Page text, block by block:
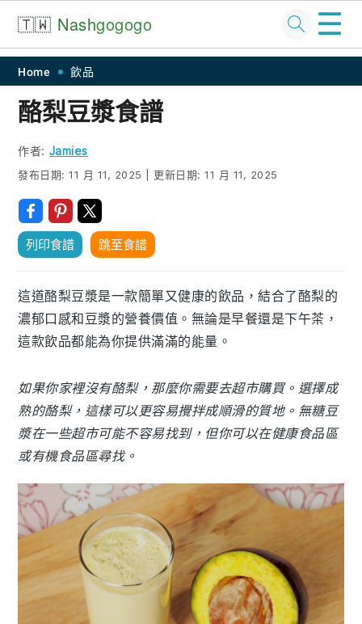
Skip
primary
navigation
Skip
main
content
Skip
primary
sidebar
Skip
footer
🇹🇼 Nashgogogo ☰
Home 飲品
酪梨豆漿食譜
作者: Jamies
發布日期:11 月 11, 2025 更新日期:11 月 11, 2025
列印食譜 跳至食譜
這道酪梨豆漿是一款簡單又健康的飲品，結合了酪梨的
濃郁口感和豆漿的營養價值。無論是早餐還是下午茶，
這款飲品都能為你提供滿滿的能量。
如果你家裡沒有酪梨，那麼你需要去超市購買。選擇成
熟的酪梨，這樣可以更容易攪拌成順滑的質地。無糖豆
漿在一些超市可能不容易找到，但你可以在健康食品區
或有機食品區尋找。